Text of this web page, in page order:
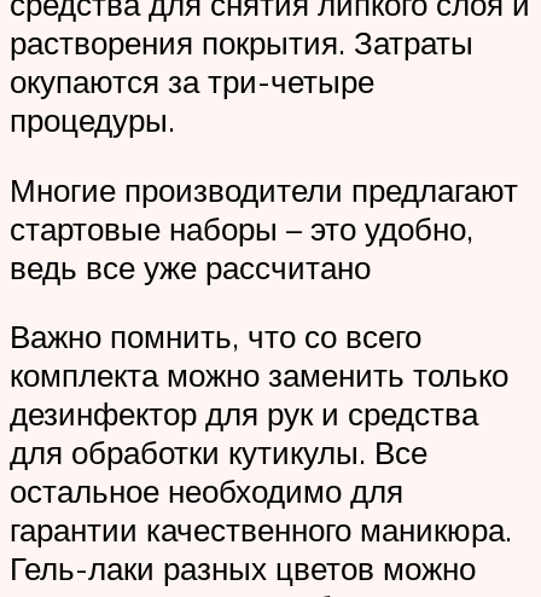
растворения покрытия. Затраты
окупаются за три-четыре
процедуры.
Многие производители предлагают
стартовые наборы – это удобно,
ведь все уже рассчитано
Важно помнить, что со всего
комплекта можно заменить только
дезинфектор для рук и средства
для обработки кутикулы. Все
остальное необходимо для
гарантии качественного маникюра.
Гель-лаки разных цветов можно